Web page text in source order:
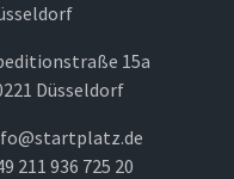
15a
Düsseldorf
211 936 725 20